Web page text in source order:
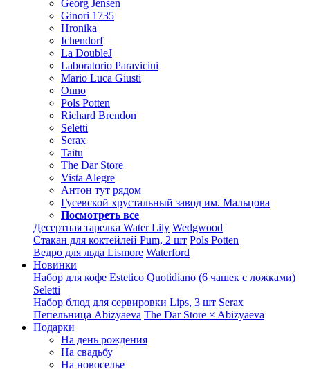
Georg Jensen
Ginori 1735
Hronika
Ichendorf
La DoubleJ
Laboratorio Paravicini
Mario Luca Giusti
Onno
Pols Potten
Richard Brendon
Seletti
Serax
Taitu
The Dar Store
Vista Alegre
Антон тут рядом
Гусевской хрустальный завод им. Мальцова
Посмотреть все
Десертная тарелка Water Lily Wedgwood
Стакан для коктейлей Pum, 2 шт Pols Potten
Ведро для льда Lismore Waterford
Новинки
Набор для кофе Estetico Quotidiano (6 чашек с ложками)
Seletti
Набор блюд для сервировки Lips, 3 шт Serax
Пепельница Abizyaeva The Dar Store × Abizyaeva
Подарки
На день рождения
На свадьбу
На новоселье